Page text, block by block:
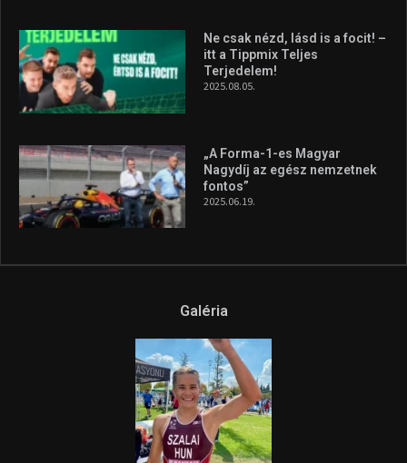
Ne csak nézd, lásd is a focit! –
itt a Tippmix Teljes
Terjedelem!
2025.08.05.
„A Forma-1-es Magyar
Nagydíj az egész nemzetnek
fontos”
2025.06.19.
Galéria